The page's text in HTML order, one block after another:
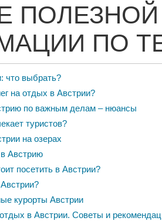
ПОЛЕЗНОЙ
ПО
что выбрать?
на отдых в Австрии?
по важным делам – нюансы
туристов?
на озерах
Австрию
посетить в Австрии?
курорты Австрии
в Австрии. Советы и